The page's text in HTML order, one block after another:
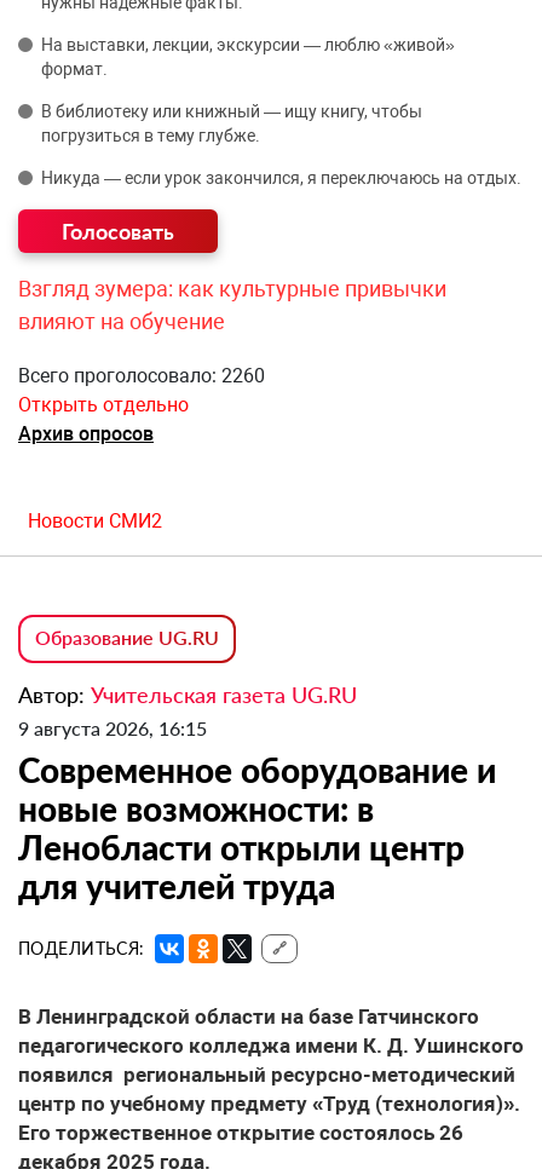
На выставки, лекции, экскурсии — люблю «живой»
формат.
В библиотеку или книжный — ищу книгу, чтобы
погрузиться в тему глубже.
Никуда — если урок закончился, я переключаюсь на отдых.
Взгляд зумера: как культурные привычки
влияют на обучение
Всего проголосовало: 2260
Открыть отдельно
Архив опросов
Новости СМИ2
Образование UG.RU
Автор: Учительская газета UG.RU
9 августа 2026, 16:15
Современное оборудование и
новые возможности: в
Ленобласти открыли центр
для учителей труда
ПОДЕЛИТЬСЯ: 🔗
В Ленинградской области на базе Гатчинского
педагогического колледжа имени К. Д. Ушинского
появился региональный ресурсно-методический
центр по учебному предмету «Труд (технология)».
Его торжественное открытие состоялось 26
декабря 2025 года.